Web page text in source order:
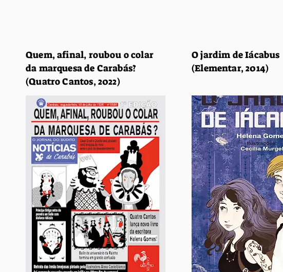
Quem, afinal, roubou o colar
da marquesa de Carabás?
(Quatro Cantos, 2022)
O jardim de Iácabus
(Elementar, 2014)